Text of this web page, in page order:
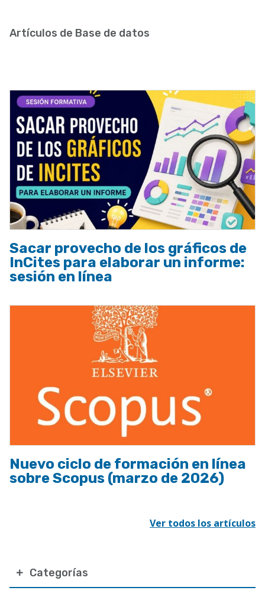
ayuda
navegación
Categorías
Artículos de Base de datos
Sacar provecho de los gráficos de
InCites para elaborar un informe:
sesión en línea
Nuevo ciclo de formación en línea
sobre Scopus (marzo de 2026)
Ver todos los artículos